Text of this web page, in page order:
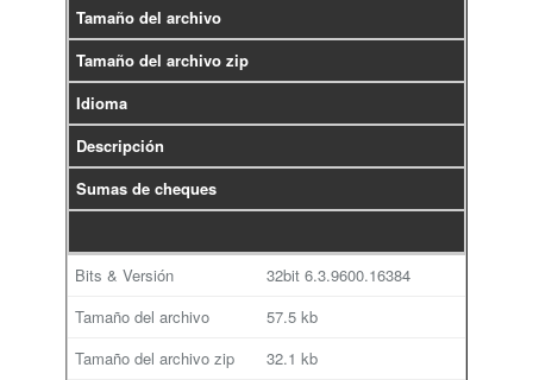
Tamaño del archivo
Tamaño del archivo zip
Idioma
Descripción
Sumas de cheques
32bit 6.3.9600.16384
57.5 kb
32.1 kb